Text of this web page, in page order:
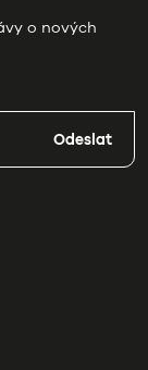
o nových
Odeslat